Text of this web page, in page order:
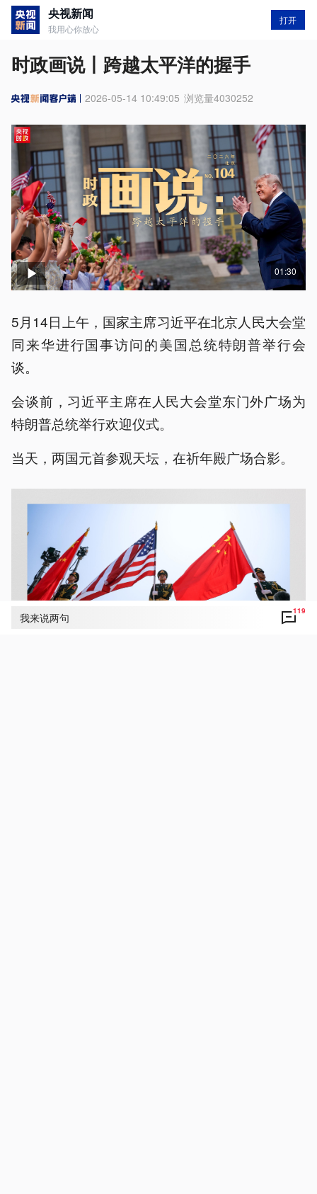
央视新闻
我用心你放心
打开
时政画说丨跨越太平洋的握手
2026-05-14 10:49:05 浏览量4030252
01:30
5月14日上午，国家主席习近平在北京人民大会堂
同来华进行国事访问的美国总统特朗普举行会
谈。
会谈前，习近平主席在人民大会堂东门外广场为
特朗普总统举行欢迎仪式。
当天，两国元首参观天坛，在祈年殿广场合影。
我来说两句 119